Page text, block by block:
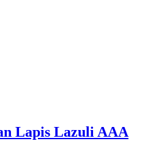
Lapis Lazuli AAA